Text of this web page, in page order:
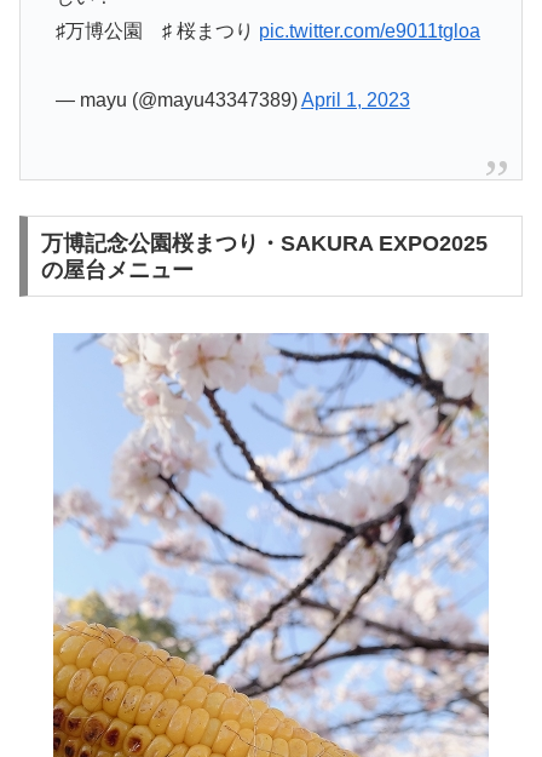
♯万博公園 ♯ 桜まつり pic.twitter.com/e9011tgloa
— mayu (@mayu43347389)April 1, 2023
万博記念公園桜まつり・SAKURA EXPO2025
の屋台メニュー